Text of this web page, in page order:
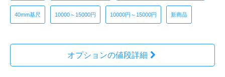
40mm基尺 10000～15000円 10000円～15000円 新商品
オプションの値段詳細